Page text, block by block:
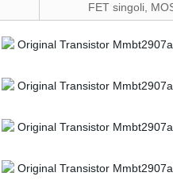
FET singoli,